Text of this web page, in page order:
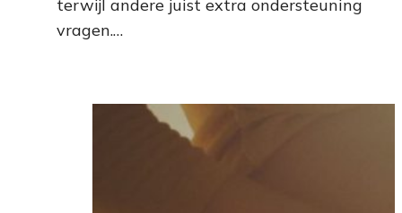
terwijl andere juist extra ondersteuning
vragen.…